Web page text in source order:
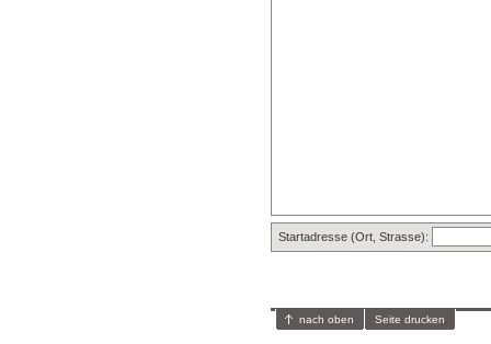
Startadresse (Ort, Strasse):
nach oben Seite drucken